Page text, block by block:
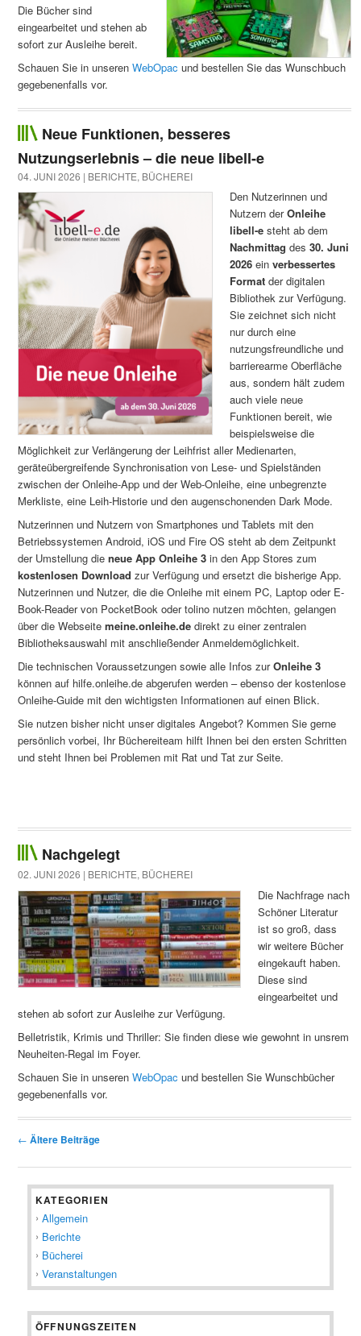
Die Bücher sind
eingearbeitet und stehen ab
sofort zur Ausleihe bereit.
Schauen Sie in unserenWebOpac und bestellen Sie das Wunschbuch
gegebenenfalls vor.
Neue Funktionen, besseres
Nutzungserlebnis – die neue libell-e
04. JUNI 2026 | BERICHTE, BÜCHEREI
Den Nutzerinnen und
Nutzern derOnleihe
libell-e steht ab dem
Nachmittag des30. Juni
2026 einverbessertes
Format der digitalen
Bibliothek zur Verfügung.
Sie zeichnet sich nicht
nur durch eine
nutzungsfreundliche und
barrierearme Oberfläche
aus, sondern hält zudem
auch viele neue
Funktionen bereit, wie
beispielsweise die
Möglichkeit zur Verlängerung der Leihfrist aller Medienarten,
geräteübergreifende Synchronisation von Lese- und Spielständen
zwischen der Onleihe-App und der Web-Onleihe, eine unbegrenzte
Merkliste, eine Leih-Historie und den augenschonenden Dark Mode.
Nutzerinnen und Nutzern von Smartphones und Tablets mit den
Betriebssystemen Android, iOS und Fire OS steht ab dem Zeitpunkt
der Umstellung dieneue App Onleihe 3 in den App Stores zum
kostenlosen Download zur Verfügung und ersetzt die bisherige App.
Nutzerinnen und Nutzer, die die Onleihe mit einem PC, Laptop oder E-
Book-Reader von PocketBook oder tolino nutzen möchten, gelangen
über die Webseitemeine.onleihe.de direkt zu einer zentralen
Bibliotheksauswahl mit anschließender Anmeldemöglichkeit.
Die technischen Voraussetzungen sowie alle Infos zurOnleihe 3
können auf hilfe.onleihe.de abgerufen werden – ebenso der kostenlose
Onleihe-Guide mit den wichtigsten Informationen auf einen Blick.
Sie nutzen bisher nicht unser digitales Angebot? Kommen Sie gerne
persönlich vorbei, Ihr Büchereiteam hilft Ihnen bei den ersten Schritten
und steht Ihnen bei Problemen mit Rat und Tat zur Seite.
Nachgelegt
02. JUNI 2026 | BERICHTE, BÜCHEREI
Die Nachfrage nach
Schöner Literatur
ist so groß, dass
wir weitere Bücher
eingekauft haben.
Diese sind
eingearbeitet und
stehen ab sofort zur Ausleihe zur Verfügung.
Belletristik, Krimis und Thriller: Sie finden diese wie gewohnt in unsrem
Neuheiten-Regal im Foyer.
Schauen Sie in unserenWebOpac und bestellen Sie Wunschbücher
gegebenenfalls vor.
Beitragsnavigation
← Ältere Beiträge
KATEGORIEN
Allgemein
Berichte
Bücherei
Veranstaltungen
ÖFFNUNGSZEITEN